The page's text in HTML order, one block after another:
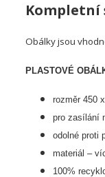
Kompletní
Obálky jsou
PLASTOVÉ
rozměr 450
pro zasílání
odolné proti
materiál –
100%